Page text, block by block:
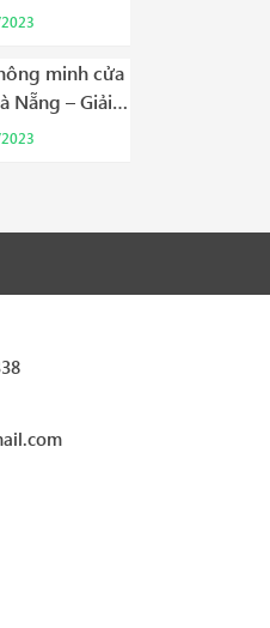
Thông Minh
2023minh cửa
Nẵng – Giải
toàn và tiện